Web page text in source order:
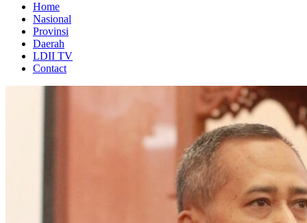
Home
Nasional
Provinsi
Daerah
LDII TV
Contact